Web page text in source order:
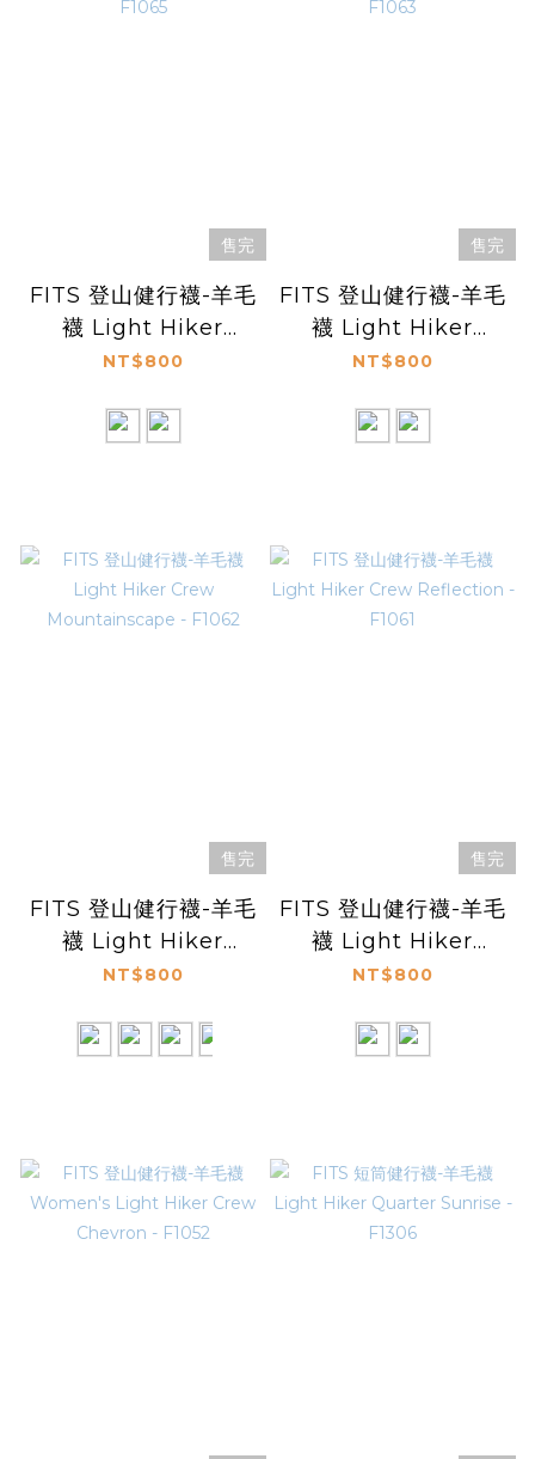
售完
FITS 登山健行襪-羊毛
襪 Light Hiker
Crew Gifford -
NT$800
售完
FITS 登山健行襪-羊毛
襪 Light Hiker
Crew Stratum -
NT$800
售完
FITS 登山健行襪-羊毛
襪 Light Hiker
Crew
F1062
NT$800
售完
FITS 登山健行襪-羊毛
襪 Light Hiker
Crew Reflection -
NT$800